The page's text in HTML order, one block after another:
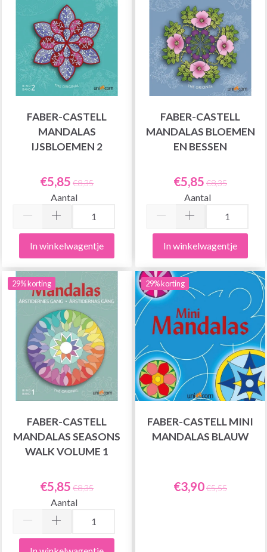
FABER-CASTELL
MANDALAS
IJSBLOEMEN 2
€5,85 €8,35
Aantal
In winkelwagentje
FABER-CASTELL
MANDALAS BLOEMEN
EN BESSEN
€5,85 €8,35
Aantal
In winkelwagentje
29% korting
FABER-CASTELL
MANDALAS SEASONS
WALK VOLUME 1
€5,85 €8,35
Aantal
29% korting
FABER-CASTELL MINI
MANDALAS BLAUW
€3,90€5,55